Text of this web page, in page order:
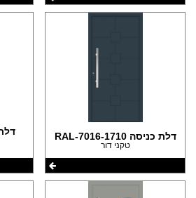
דלת כניסה 1710-RAL-7016
טקני דור